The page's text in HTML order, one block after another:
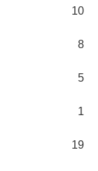
10
8
5
1
19